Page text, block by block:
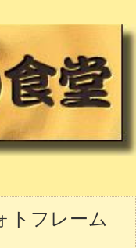
トフレーム